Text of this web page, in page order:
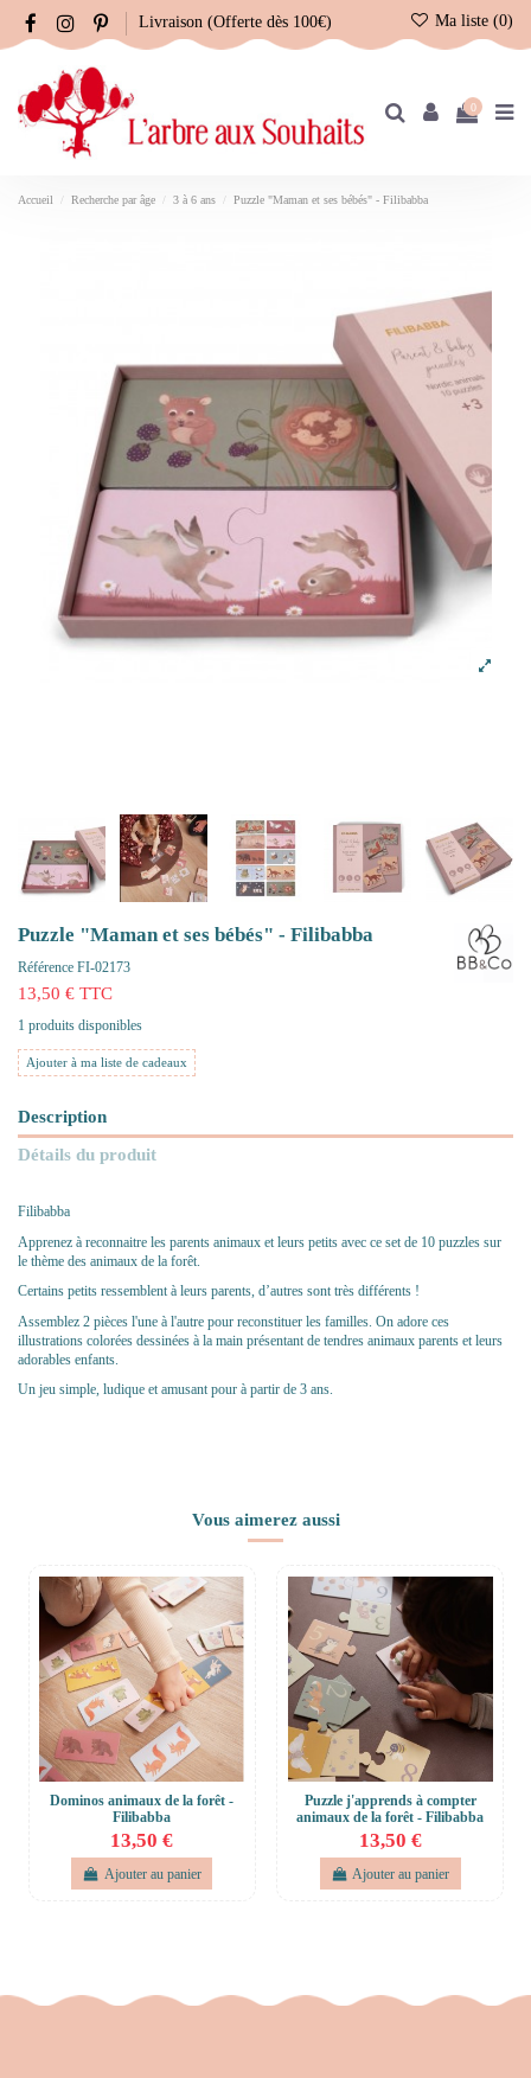
Livraison (Offerte dès 100€) Ma liste (0)
0
Accueil Recherche par âge 3 à 6 ans Puzzle "Maman et ses bébés" - Filibabba
Puzzle "Maman et ses bébés" - Filibabba
Référence FI-02173
13,50 € TTC
1 produits disponibles
Ajouter à ma liste de cadeaux
Description
Détails du produit
Filibabba
Apprenez à reconnaitre les parents animaux et leurs petits avec ce set de 10 puzzles sur
le thème des animaux de la forêt.
Certains petits ressemblent à leurs parents, d’autres sont très différents !
Assemblez 2 pièces l'une à l'autre pour reconstituer les familles. On adore ces
illustrations colorées dessinées à la main présentant de tendres animaux parents et leurs
adorables enfants.
Un jeu simple, ludique et amusant pour à partir de 3 ans.
Vous aimerez aussi
Dominos animaux de la forêt -
Filibabba
13,50 €
Ajouter au panier
Puzzle j'apprends à compter
animaux de la forêt - Filibabba
13,50 €
Ajouter au panier